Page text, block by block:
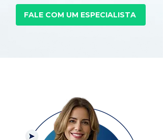
FALE COM UM ESPECIALISTA